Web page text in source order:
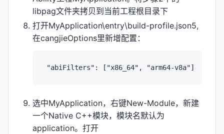
libpag文件夹拷贝到当前工程根目录下
打开MyApplication\entry\build-profile.json5,
在cangjieOptions里新增配置：
选中MyApplication，右键New-Module，新建
一个Native C++模块，模块名默认为
application。打开